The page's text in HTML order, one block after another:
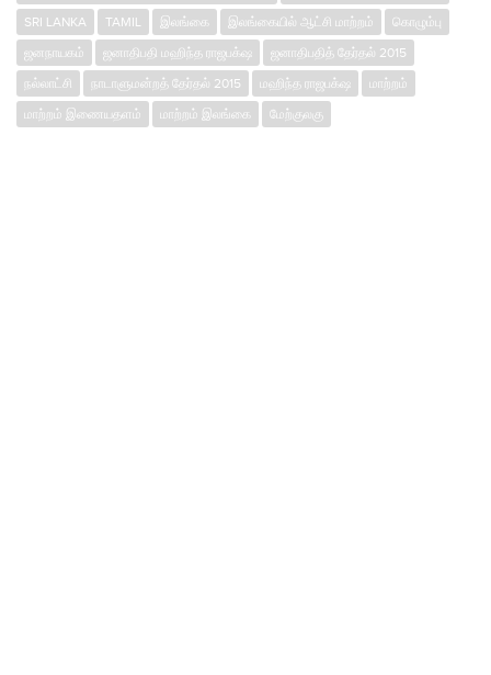
SRI LANKA
TAMIL இலங்கை இலங்கையில் ஆட்சி மாற்றம்
கொழும்பு
ஜனநாயகம்
ஜனாதிபதி மஹிந்த ராஜபக்‌ஷ
ஜனாதிபதித் தேர்தல் 2015
நல்லாட்சி
நாடாளுமன்றத் தேர்தல் 2015 மஹிந்த ராஜபக்‌ஷ
மாற்றம்
மாற்றம் இணையதளம்
மாற்றம் இலங்கை மேற்குலகு